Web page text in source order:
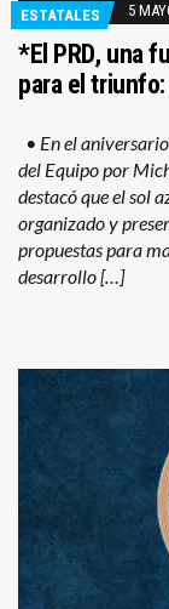
ESTATALES 5
*El PRD, una
para el
• En el
del Equipo por
destacó que el sol
organizado y
propuestas para
desarrollo […]